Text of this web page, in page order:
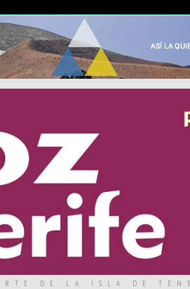
DE LA ISLA DE